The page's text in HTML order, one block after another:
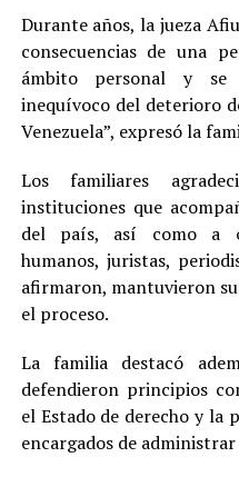
Durante años, la jueza
consecuencias de una
ámbito personal y
inequívoco del deterioro
Venezuela”, expresó la
Los familiares
instituciones que
del país, así como a
humanos, juristas,
afirmaron, mantuvieron
el proceso.
La familia destacó
defendieron principios
el Estado de derecho y la
encargados de